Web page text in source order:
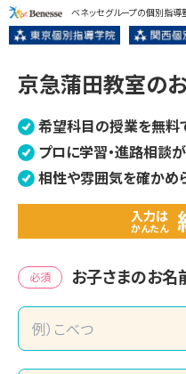
ベネッセグループの個別指導
京急蒲田教室の
希望科目の授業を無料
プロに学習・進路相談
相性や雰囲気を確かめ
入力は
かんたん
必須 お子さまのお名